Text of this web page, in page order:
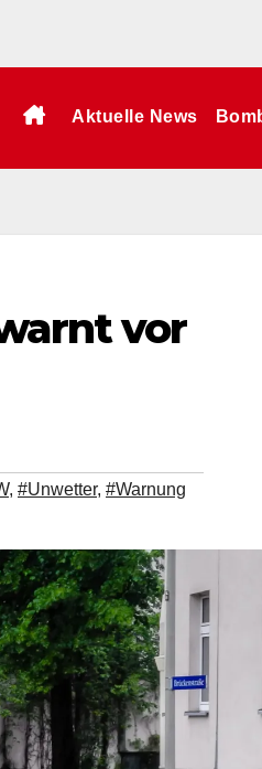
Aktuelle News
vor
, #Unwetter, #Warnung